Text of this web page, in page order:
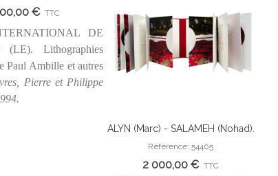
€ TTC
DE
Lithographies
Paul Ambille et autres
Pierre et Philippe
Ajouter Au Panier
ALYN (Marc) - SALAMEH (Nohad).
Le Temps partagé. Bernard
Alligand.
Référence: 54405
2 000,00 € TTC